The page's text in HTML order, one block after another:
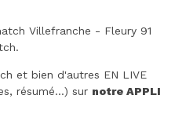
Villefranche - Fleury 91
et bien d'autres EN LIVE
résumé...) sur notre APPLI